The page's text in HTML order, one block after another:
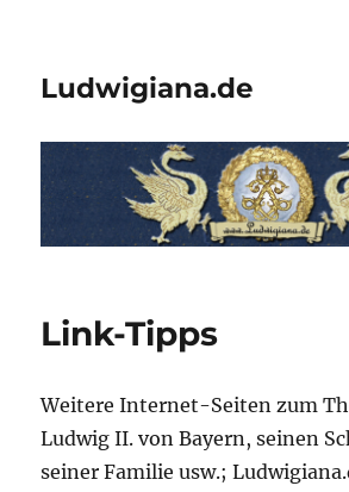
Ludwigiana.de
Link-Tipps
Weitere Internet-Seiten zum
Ludwig II. von Bayern, seinen
seiner Familie usw.;